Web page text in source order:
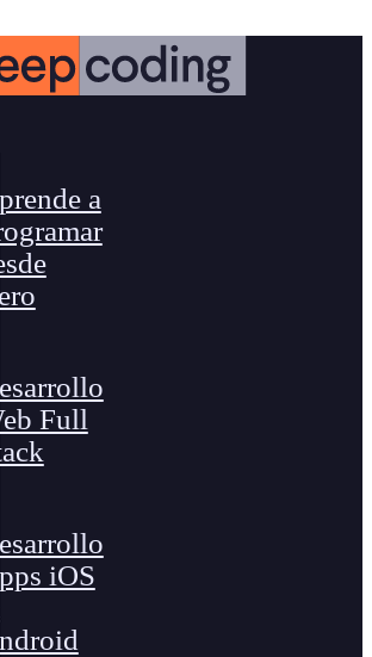
a
Full
iOS